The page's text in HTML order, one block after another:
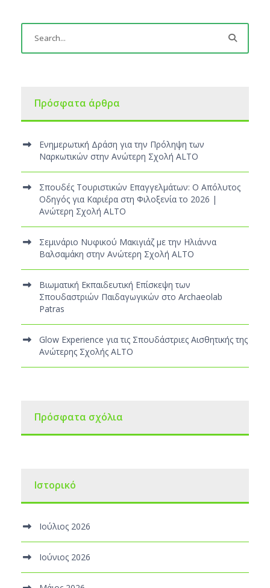
Πρόσφατα άρθρα
Ενημερωτική Δράση για την Πρόληψη των
Ναρκωτικών στην Ανώτερη Σχολή ALTO
Σπουδές Τουριστικών Επαγγελμάτων: Ο Απόλυτος
Οδηγός για Καριέρα στη Φιλοξενία το 2026 |
Ανώτερη Σχολή ALTO
Σεμινάριο Νυφικού Μακιγιάζ με την Ηλιάννα
Βαλσαμάκη στην Ανώτερη Σχολή ALTO
Βιωματική Εκπαιδευτική Επίσκεψη των
Σπουδαστριών Παιδαγωγικών στο Archaeolab
Patras
Glow Experience για τις Σπουδάστριες Αισθητικής της
Ανώτερης Σχολής ALTO
Πρόσφατα σχόλια
Ιστορικό
Ιούλιος 2026
Ιούνιος 2026